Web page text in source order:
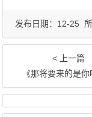
发布日期：12-25
< 上一篇
《那将要来的是你